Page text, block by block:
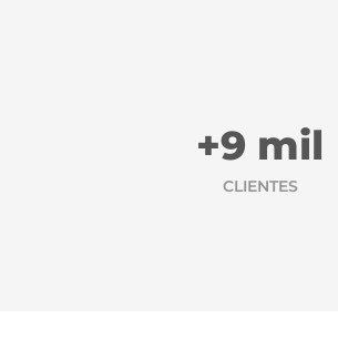
+9 mil
CLIENTES